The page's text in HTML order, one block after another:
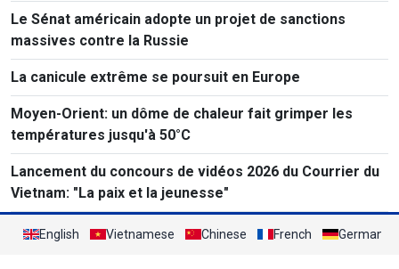
Le Sénat américain adopte un projet de sanctions
massives contre la Russie
La canicule extrême se poursuit en Europe
Moyen-Orient: un dôme de chaleur fait grimper les
températures jusqu'à 50°C
Lancement du concours de vidéos 2026 du Courrier du
Vietnam: "La paix et la jeunesse"
English Vietnamese Chinese French German